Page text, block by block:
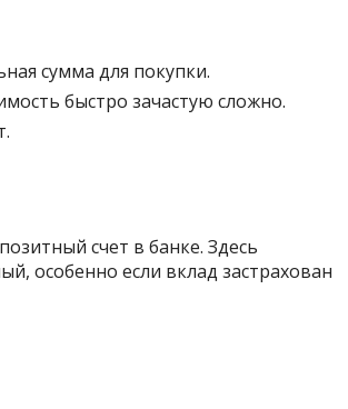
сумма для покупки.
быстро зачастую сложно.
счет в банке. Здесь
особенно если вклад застрахован